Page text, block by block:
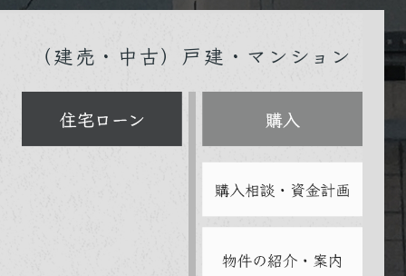
（建売・中古）戸建・マンション